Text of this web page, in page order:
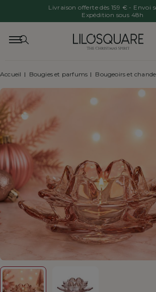
Livraison offerte dès 159 € - Envoi
Expédition sous 48h
Accueil Bougies et parfums Bougeoirs et